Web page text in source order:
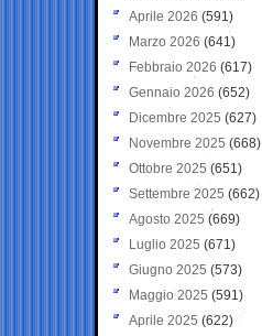
Aprile 2026 (591)
Marzo 2026 (641)
Febbraio 2026 (617)
Gennaio 2026 (652)
Dicembre 2025 (627)
Novembre 2025 (668)
Ottobre 2025 (651)
Settembre 2025 (662)
Agosto 2025 (669)
Luglio 2025 (671)
Giugno 2025 (573)
Maggio 2025 (591)
Aprile 2025 (622)